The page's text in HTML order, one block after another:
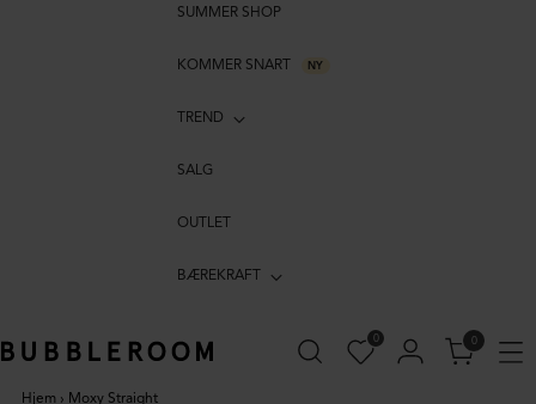
SUMMER SHOP
KOMMER SNART NY
TREND
SALG
OUTLET
BÆREKRAFT
0 0
Hjem › Moxy Straight